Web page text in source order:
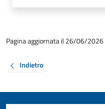
Pagina aggiornata il 26/06/
Indietro